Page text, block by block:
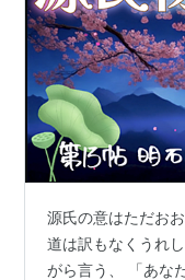
源氏の意はただお
道は訳もなくうれ
がら言う、 「あな